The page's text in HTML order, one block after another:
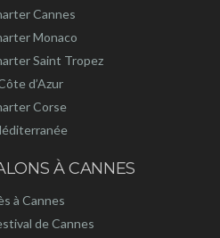
Cannes
Monaco
Saint Tropez
d’Azur
Corse
À CANNES
à Cannes
de Cannes